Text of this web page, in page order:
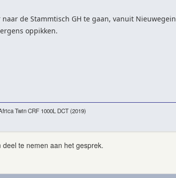
de Stammtisch GH te gaan, vanuit
oppikken.
Twin CRF 1000L DCT (2019)
deel te nemen aan het gesprek.